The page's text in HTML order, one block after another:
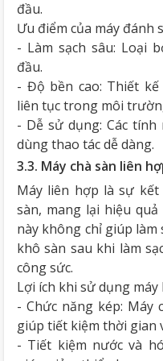
đầu.
Ưu điểm của máy đánh
- Làm sạch sâu: Loại
đầu.
- Độ bền cao: Thiết
liên tục trong môi
- Dễ sử dụng: Các
dùng thao tác dễ dàng.
3.3. Máy chà sàn liên
Máy liên hợp là sự kết
sàn, mang lại hiệu
này không chỉ giúp làm
khô sàn sau khi làm
công sức.
Lợi ích khi sử dụng máy
- Chức năng kép: Máy
giúp tiết kiệm thời gian
- Tiết kiệm nước và